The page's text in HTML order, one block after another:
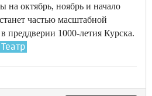
на октябрь, ноябрь и начало
частью масштабной
преддверии 1000-летия Курска.